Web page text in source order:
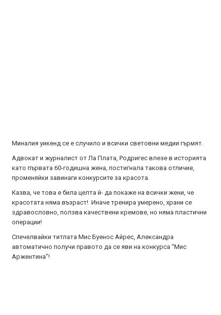
Миналия уикенд се е случило и всички световни медии гърмят.
Адвокат и журналист от Ла Плата, Родригес влезе в историята
като първата 60-годишна жена, постигнала такова отличие,
променяйки завинаги конкурсите за красота.
Казва, че това е била целта й- да покаже на всички жени, че
красотата няма възраст! Иначе тренира умерено, храни се
здравословно, ползва качествени кремове, но няма пластични
операции!
Спечелвайки титлата Мис Буенос Айрес, Александра
автоматично получи правото да се яви на конкурса “Мис
Аржентина”!